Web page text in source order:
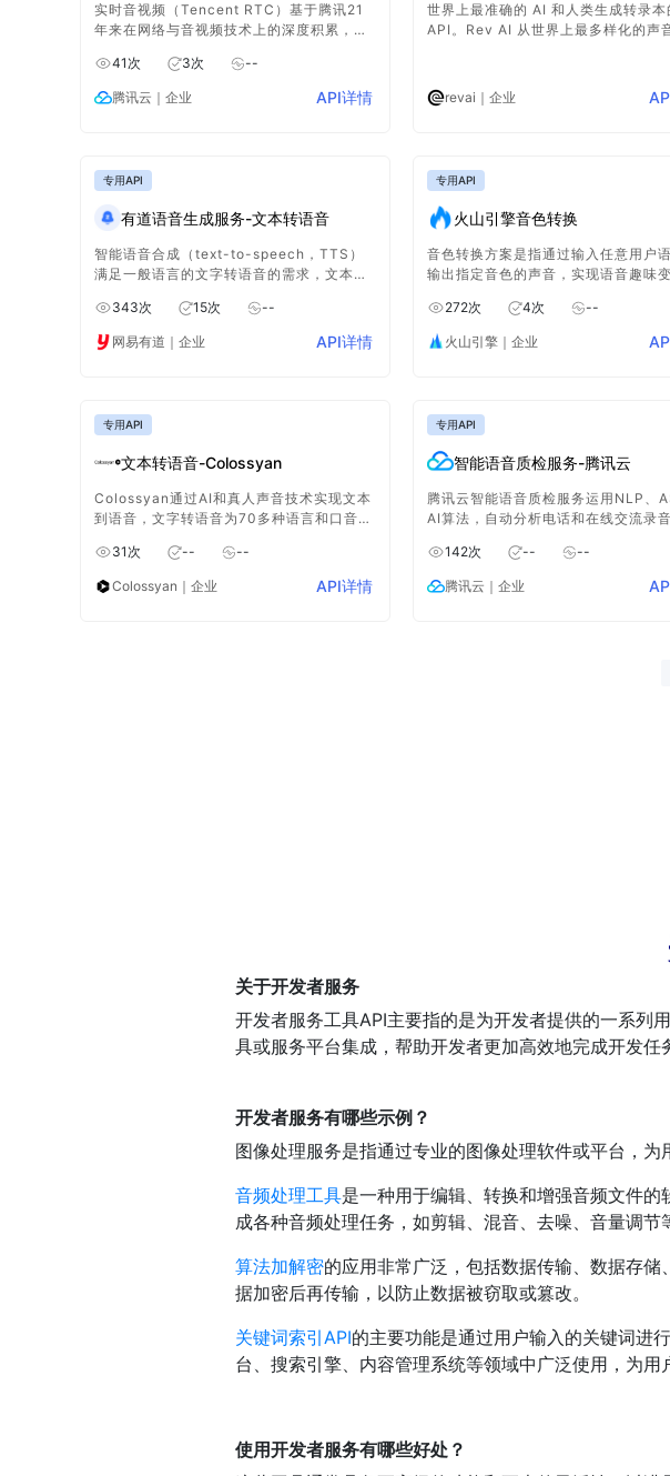
实时音视频（Tencent RTC）基于腾讯21
年来在网络与音视频技术上的深度积累，以
化方案，通过腾讯云服务向开发者开放，致
力于帮助开发者快速搭建低成本、低延时、
高品质的音视频互动解决方案。
41 次 3次 --
腾讯云 ｜企业 API详情
世界上最准确的 AI 和人类生成转录本
API。Rev AI 从世界上最多样化的声
revai ｜企业
专用API
有道语音生成服务-文本转语音
智能语音合成（text-to-speech，TTS）
满足一般语言的文字转语音的需求，文本到
自然和专业，助力提升人机交互体验。文字
到语音合成广泛应用于有声阅读、翻译对
话、语音导航等场景。
343次 15次 --
网易有道 ｜企业 API详情
专用API
火山引擎音色转换
音色转换方案是指通过输入任意用户语
输出指定音色的声音，实现语音趣味
虚拟形象、电商直播、游戏、汽车等场
272次 4次 --
火山引擎 ｜企业
专用API
文本转语音-Colossyan
Colossyan通过AI和真人声音技术实现文本
到语音，文字转语音为70多种语言和口音的
淡内容焕发吸引力。
31 次 -- --
Colossyan ｜企业 API详情
专用API
智能语音质检服务-腾讯云
腾讯云智能语音质检服务运用NLP、
AI算法，自动分析电话和在线交流录
监控、评估，及时提供反馈，以优化服
程。
142次 -- --
腾讯云 ｜企业
关于开发者服务
开发者服务工具API主要指的是为开发者提供的一系列
具或服务平台集成，帮助开发者更加高效地完成开发任
开发者服务有哪些示例？
图像处理服务是指通过专业的图像处理软件或平台，为
音频处理工具是一种用于编辑、转换和增强音频文件
成各种音频处理任务，如剪辑、混音、去噪、音量调节
算法加解密的应用非常广泛，包括数据传输、数据存
据加密后再传输，以防止数据被窃取或篡改。
关键词索引API的主要功能是通过用户输入的关键词进
台、搜索引擎、内容管理系统等领域中广泛使用，为用
使用开发者服务有哪些好处？